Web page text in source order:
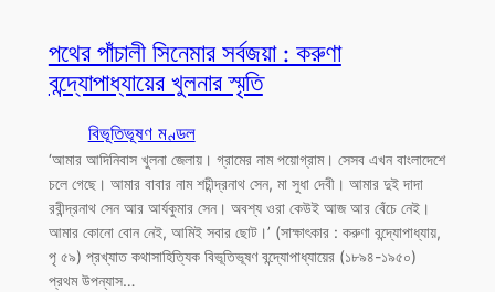
পথের পাঁচালী সিনেমার সর্বজয়া : করুণা
বন্দ্যোপাধ্যায়ের খুলনার স্মৃতি
বিভূতিভূষণ মণ্ডল
‘আমার আদিনিবাস খুলনা জেলায়। গ্রামের নাম পয়োগ্রাম। সেসব এখন বাংলাদেশে
চলে গেছে। আমার বাবার নাম শচীন্দ্রনাথ সেন, মা সুধা দেবী। আমার দুই দাদা
রবীন্দ্রনাথ সেন আর আর্যকুমার সেন। অবশ্য ওরা কেউই আজ আর বেঁচে নেই।
আমার কোনো বোন নেই, আমিই সবার ছোট।’ (সাক্ষাৎকার : করুণা বন্দ্যোপাধ্যায়,
পৃ ৫৯) প্রখ্যাত কথাসাহিত্যিক বিভূতিভূষণ বন্দ্যোপাধ্যায়ের (১৮৯৪-১৯৫০)
প্রথম উপন্যাস…